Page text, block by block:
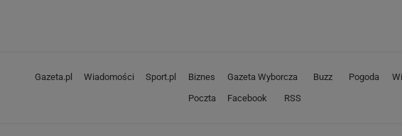
Gazeta.pl Wiadomości Sport.pl Biznes Gazeta Wyborcza Buzz Pogoda
Poczta
Facebook RSS